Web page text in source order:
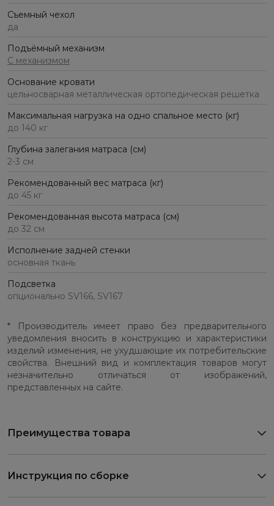
Съемный чехол
да
Подъёмный механизм
С механизмом
Основание кровати
цельносварная металлическая ортопедическая решетка
Максимальная нагрузка на одно спальное место (кг)
до 140 кг
Глубина залегания матраса (см)
2-3 см
Рекомендованный вес матраса (кг)
до 45 кг
Рекомендованная высота матраса (см)
до 32 см
Исполнение задней стенки
основная ткань
Подсветка
опционально SV166, SV167
* Производитель имеет право без предварительного
уведомления вносить в конструкцию и характеристики
изделий изменения, не ухудшающие их потребительские
свойства. Внешний вид и комплектация товаров могут
незначительно отличаться от изображений,
представленных на сайте.
Преимущества товара
Инструкция по сборке